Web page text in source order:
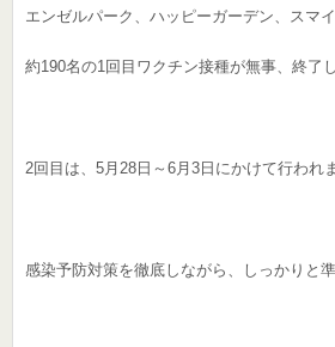
エンゼルパーク、ハッピーガーデン、スマ
約190名の1回目ワクチン接種が無事、終了
2回目は、5月28日～6月3日にかけて行われま
感染予防対策を徹底しながら、しっかりと